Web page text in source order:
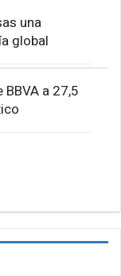
una
global
a 27,5